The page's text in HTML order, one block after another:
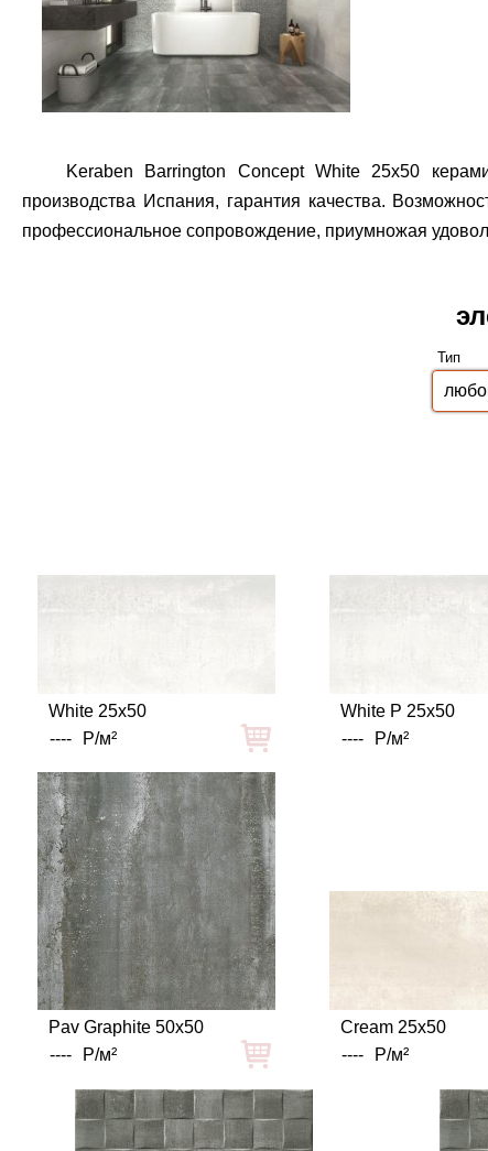
Keraben Barrington Concept White 25x50
производства Испания, гарантия качества.
профессиональное сопровождение, приумножая
Тип
White 25x50
----
Р/м²
White P 25x50
----
Р/м²
Pav Graphite 50x50
----
Р/м²
Cream 25x50
----
Р/м²